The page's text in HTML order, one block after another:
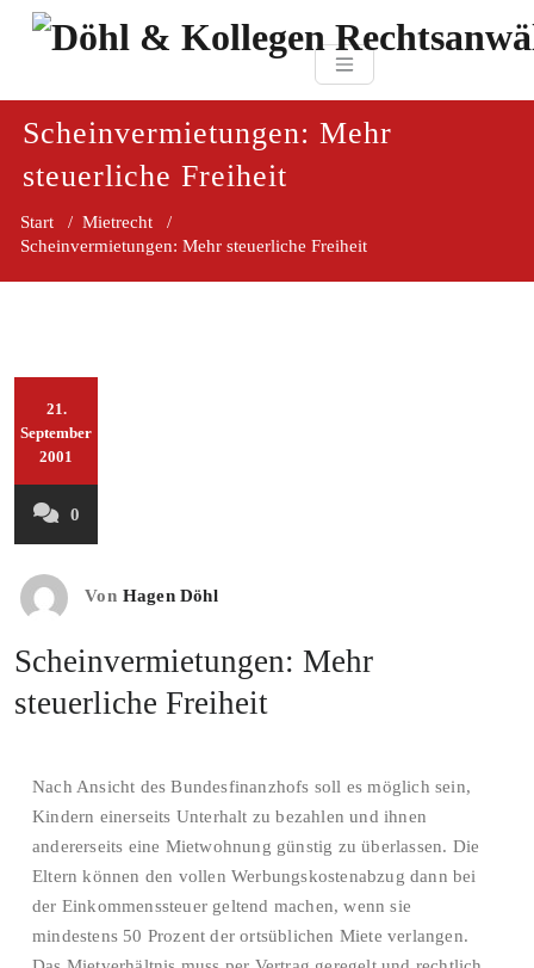
Zum
Döhl & Kollegen
Scheinvermietungen: Mehr
steuerliche Freiheit
Start / Mietrecht /
Scheinvermietungen: Mehr steuerliche Freiheit
21.
September
2001
0
Von Hagen Döhl
Scheinvermietungen: Mehr
steuerliche Freiheit
Nach Ansicht des Bundesfinanzhofs soll es möglich sein,
Kindern einerseits Unterhalt zu bezahlen und ihnen
andererseits eine Mietwohnung günstig zu überlassen. Die
Eltern können den vollen Werbungskostenabzug dann bei
der Einkommenssteuer geltend machen, wenn sie
mindestens 50 Prozent der ortsüblichen Miete verlangen.